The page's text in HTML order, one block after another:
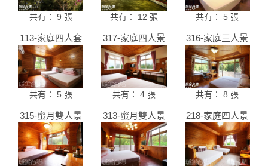
共有： 9 張 共有： 12 張 共有： 5 張
113-家庭四人套
房
共有： 5 張
317-家庭四人景
觀套房
共有： 4 張
316-家庭三人景
觀套房
共有： 8 張
315-蜜月雙人景
觀套房
313-蜜月雙人景
觀套房
218-家庭四人景
觀套房